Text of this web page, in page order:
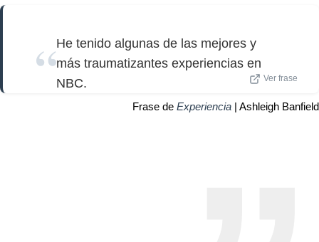
He tenido algunas de las mejores y
más traumatizantes experiencias en
NBC.
Ver frase
Frase de Experiencia | Ashleigh Banfield